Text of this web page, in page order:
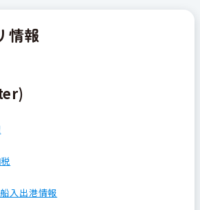
情報
入出港情報